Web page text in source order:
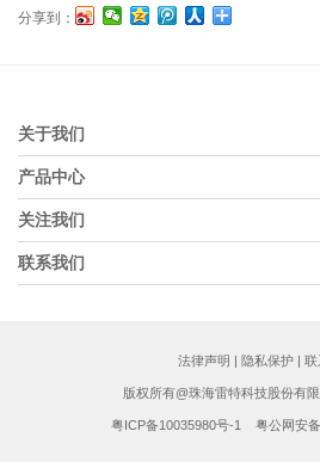
分享到：
关于我们
产品中心
关注我们
联系我们
法律声明 | 隐私保护 | 联
版权所有@珠海雷特科技股份有
粤ICP备10035980号-1 粤公网安